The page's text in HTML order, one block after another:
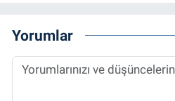
Yorumlar